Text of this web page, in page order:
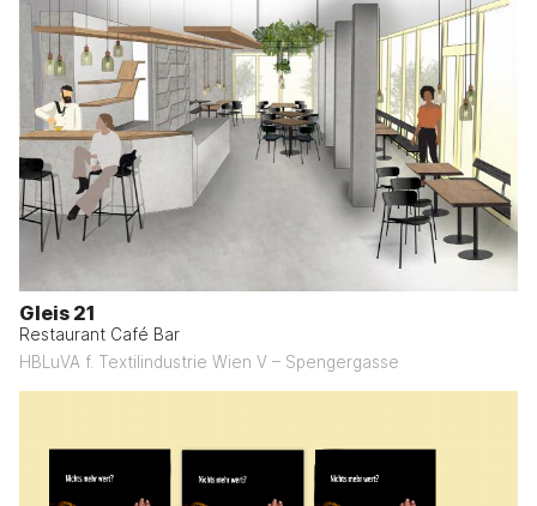
Gleis 21
Restaurant Café Bar
HBLuVA f. Textilindustrie Wien V – Spengergasse